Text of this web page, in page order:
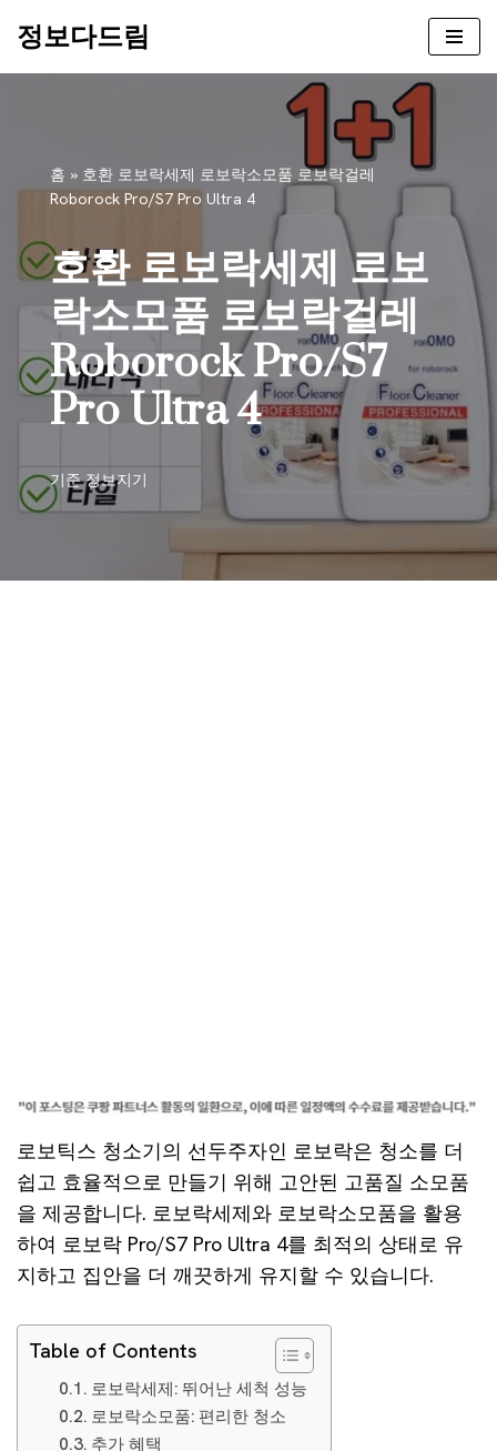
너
기
정보다드림
홈 » 호환 로보락세제 로보락소모품 로보락걸레
Roborock Pro/S7 Pro Ultra 4
호환 로보락세제 로보
락소모품 로보락걸레
Roborock Pro/S7
Pro Ultra 4
기준정보지기
로보틱스 청소기의 선두주자인 로보락은 청소를 더
쉽고 효율적으로 만들기 위해 고안된 고품질 소모품
을 제공합니다. 로보락세제와 로보락소모품을 활용
하여 로보락 Pro/S7 Pro Ultra 4를 최적의 상태로 유
지하고 집안을 더 깨끗하게 유지할 수 있습니다.
Table of Contents
로보락세제: 뛰어난 세척 성능
로보락소모품: 편리한 청소
추가 혜택